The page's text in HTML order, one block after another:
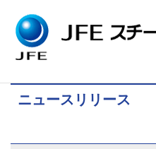
ニュースリリース